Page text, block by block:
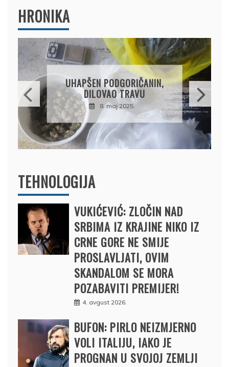
HRONIKA
DRŽAVLJANIN RUSIJE
OSUMNJIČEN DA JE
PRODAO TUĐI BMW,
DRŽAVU NAPUSTIO
BRODOM
12. februar 2025.
TEHNOLOGIJA
VUKIĆEVIĆ: ZLOČIN NAD
SRBIMA IZ KRAJINE NIKO IZ
CRNE GORE NE SMIJE
PROSLAVLJATI, OVIM
SKANDALOM SE MORA
POZABAVITI PREMIJER!
4. avgust 2026.
BUFON: PIRLO NEIZMJERNO
VOLI ITALIJU, IAKO JE
PROGNAN U SVOJOJ ZEMLJI